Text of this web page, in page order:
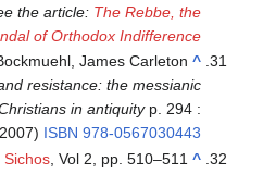
the article: The Rebbe, the
of Orthodox Indifference
^
James Carleton
resistance: the messianic
in antiquityp. 294 :
ISBN 978-0567030443
^
Sichos , Vol 2, pp. 510–511.